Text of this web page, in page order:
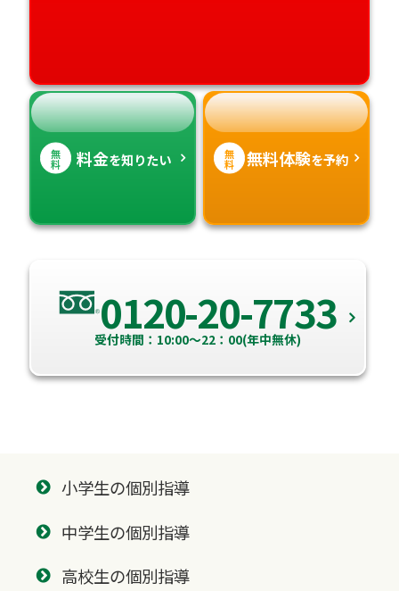
無
料 料金を知りたい 無
料 無料体験を予約
0120-20-7733
受付時間：10:00～22：00(年中無休)
小学生の個別指導
中学生の個別指導
高校生の個別指導